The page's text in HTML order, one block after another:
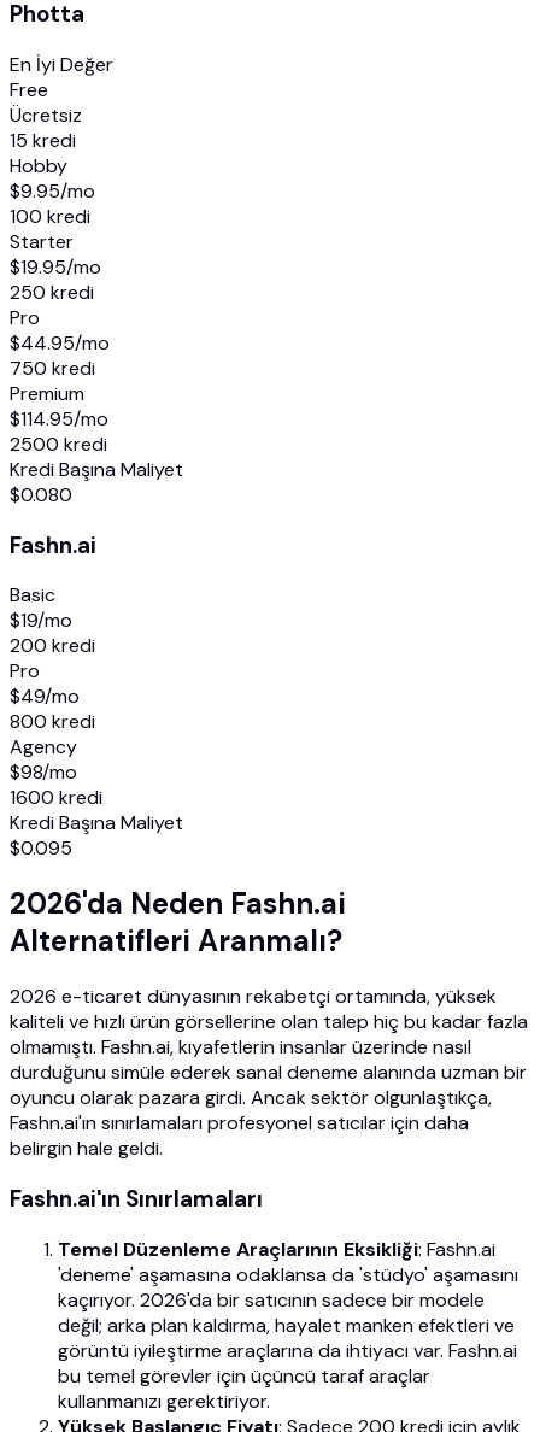
Photta
En İyi Değer
Free
Ücretsiz
15 kredi
Hobby
$9.95/mo
100 kredi
Starter
$19.95/mo
250 kredi
Pro
$44.95/mo
750 kredi
Premium
$114.95/mo
2500 kredi
Kredi Başına Maliyet
$0.080
Fashn.ai
Basic
$19/mo
200 kredi
Pro
$49/mo
800 kredi
Agency
$98/mo
1600 kredi
Kredi Başına Maliyet
$0.095
2026'da Neden Fashn.ai
Alternatifleri Aranmalı?
2026 e-ticaret dünyasının rekabetçi ortamında, yüksek
kaliteli ve hızlı ürün görsellerine olan talep hiç bu kadar fazla
olmamıştı. Fashn.ai, kıyafetlerin insanlar üzerinde nasıl
durduğunu simüle ederek sanal deneme alanında uzman bir
oyuncu olarak pazara girdi. Ancak sektör olgunlaştıkça,
Fashn.ai'ın sınırlamaları profesyonel satıcılar için daha
belirgin hale geldi.
Fashn.ai'ın Sınırlamaları
Temel Düzenleme Araçlarının Eksikliği: Fashn.ai
'deneme' aşamasına odaklansa da 'stüdyo' aşamasını
kaçırıyor. 2026'da bir satıcının sadece bir modele
değil; arka plan kaldırma, hayalet manken efektleri ve
görüntü iyileştirme araçlarına da ihtiyacı var. Fashn.ai
bu temel görevler için üçüncü taraf araçlar
kullanmanızı gerektiriyor.
Yüksek Başlangıç Fiyatı: Sadece 200 kredi için aylık